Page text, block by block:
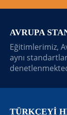
AVRUPA
Eğitimlerimiz,
aynı
TÜRKÇEYİ